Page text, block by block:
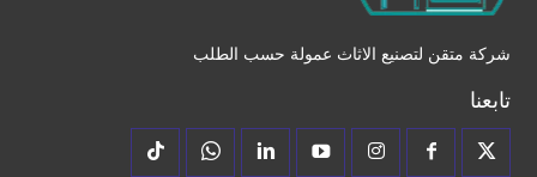
شركة متقن لتصنيع الاثاث عمولة حسب الطلب
تابعنا